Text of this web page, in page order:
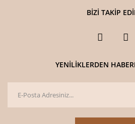
BİZİ TAKİP
YENİLİKLERDEN